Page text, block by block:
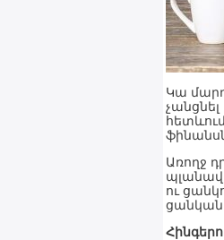
Կա
Առողջ
ու